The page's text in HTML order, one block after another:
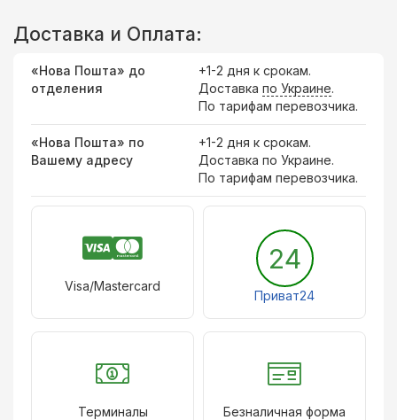
Доставка и Оплата:
«Нова Пошта» до
отделения
+1-2 дня к срокам.
Доставка по Украине.
По тарифам перевозчика.
«Нова Пошта» по
Вашему адресу
+1-2 дня к срокам.
Доставка по Украине.
По тарифам перевозчика.
Visa/Mastercard
24
Приват24
Терминалы
Безналичная форма